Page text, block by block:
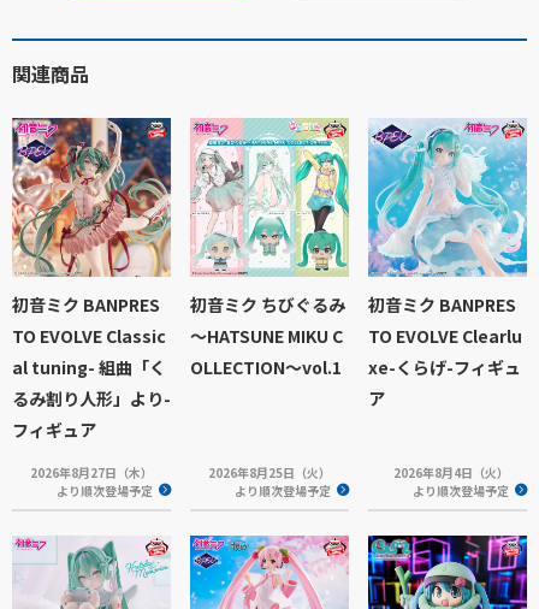
関連商品
初音ミク BANPRES
TO EVOLVE Classic
al tuning- 組曲「く
るみ割り人形」より-
フィギュア
2026年8月27日（木）
より順次登場予定
初音ミク ちびぐるみ
～HATSUNE MIKU C
OLLECTION～vol.1
2026年8月25日（火）
より順次登場予定
初音ミク BANPRES
TO EVOLVE Clearlu
xe-くらげ-フィギュ
ア
2026年8月4日（火）
より順次登場予定